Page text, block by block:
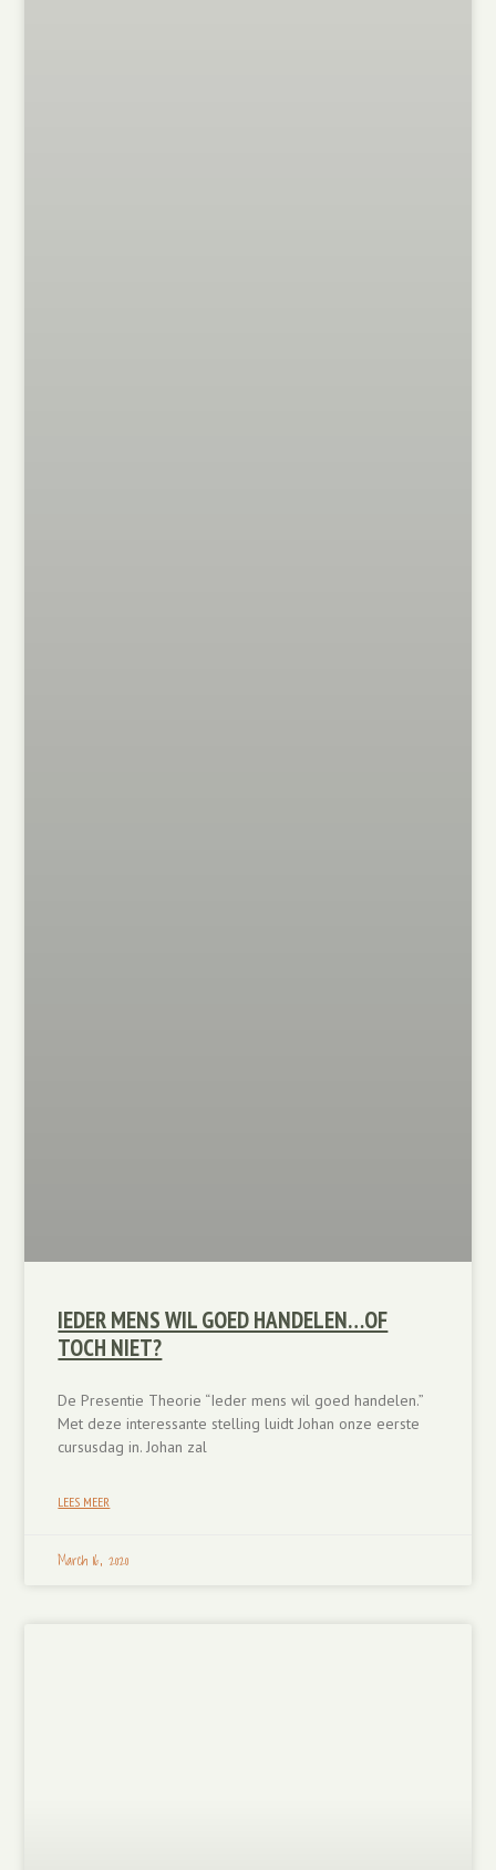
IEDER MENS WIL GOED HANDELEN…OF
TOCH NIET?
De Presentie Theorie “Ieder mens wil goed handelen.”
Met deze interessante stelling luidt Johan onze eerste
cursusdag in. Johan zal
LEES MEER
March 16, 2020